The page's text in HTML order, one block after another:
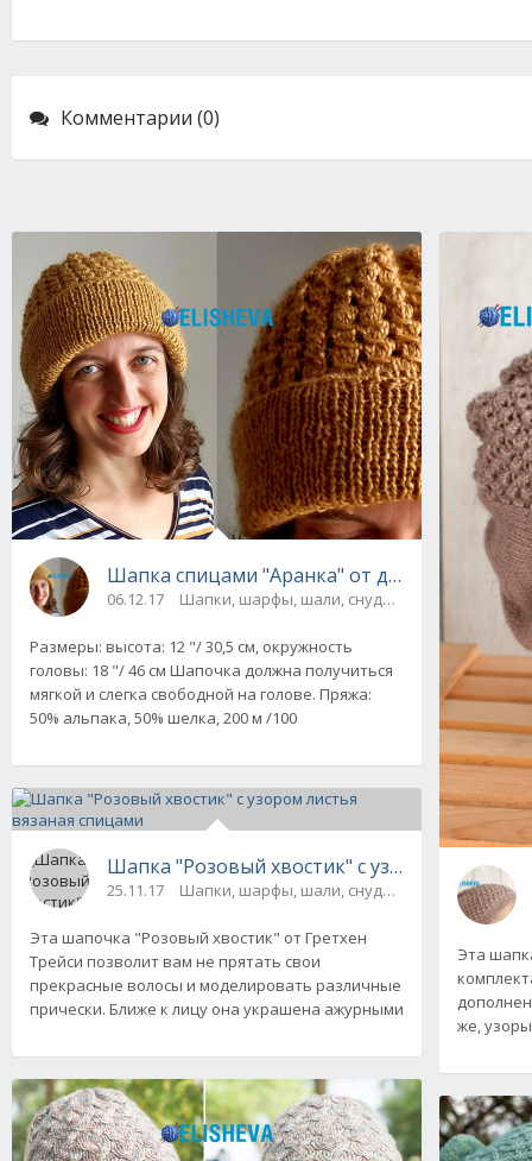
Комментарии (0)
Шапка спицами "Аранка" от дизайнера Dani
06.12.17 Шапки, шарфы, шали, снуды и палантины
Размеры: высота: 12 "/ 30,5 см, окружность
головы: 18 "/ 46 см Шапочка должна получиться
мягкой и слегка свободной на голове. Пряжа:
50% альпака, 50% шелка, 200 м /100
Шапка "Розовый хвостик" с узором листья
25.11.17 Шапки, шарфы, шали, снуды и палантины
Эта шапочка "Розовый хвостик" от Гретхен
Трейси позволит вам не прятать свои
прекрасные волосы и моделировать различные
прически. Ближе к лицу она украшена ажурными
Эта
же,